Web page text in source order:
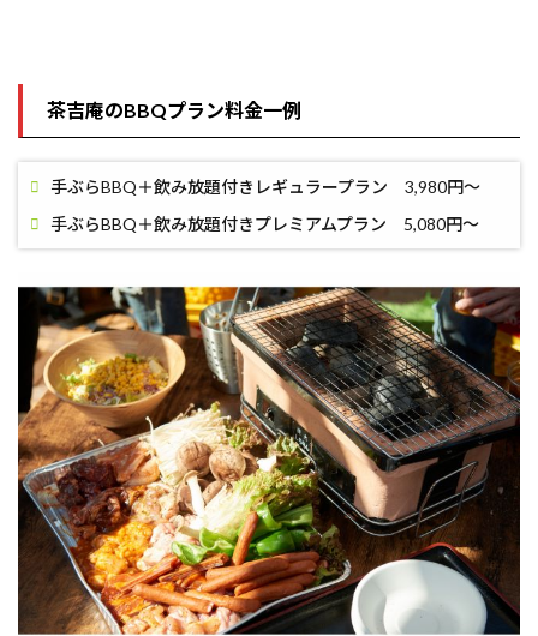
茶吉庵のBBQプラン料金一例
手ぶらBBQ＋飲み放題付きレギュラープラン 3,980円〜
手ぶらBBQ＋飲み放題付きプレミアムプラン 5,080円〜